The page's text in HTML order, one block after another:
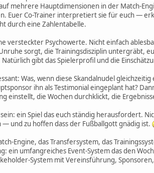
mehrere Hauptdimensionen in der Match-
Euer Co-Trainer interpretiert sie für euch —
durch eine Zahlentabelle.
versteckter Psychowerte. Nicht einfach
sorgt, die Trainingsdisziplin untergräbt,
Natürlich gibt das Spielerprofil und die
Was, wenn diese Skandalnudel
ihn als Testimonial eingeplant hat?
einstellt, die Wochen durchklickt, die
ein Spiel das euch ständig herausfordert.
— und zu hoffen dass der Fußballgott gnädig ist.
Engine, das Transfersystem, das
ein umfangreiches Event-System das den
System mit Vereinsführung,